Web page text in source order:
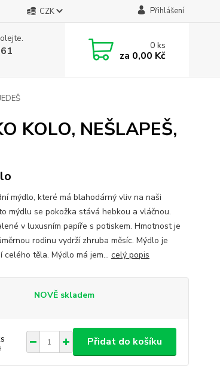
CZK Přihlášení
0ks
za 0,00 Kč
KOLO, NEŠLAPEŠ,
mýdlo, které má blahodárný vliv na naši
mýdlu se pokožka stává hebkou a vláčnou.
v luxusním papíře s potiskem. Hmotnost je
rodinu vydrží zhruba měsíc. Mýdlo je
celého těla. Mýdlo má jem... celý popis
NOVĚ skladem
Přidat do košíku